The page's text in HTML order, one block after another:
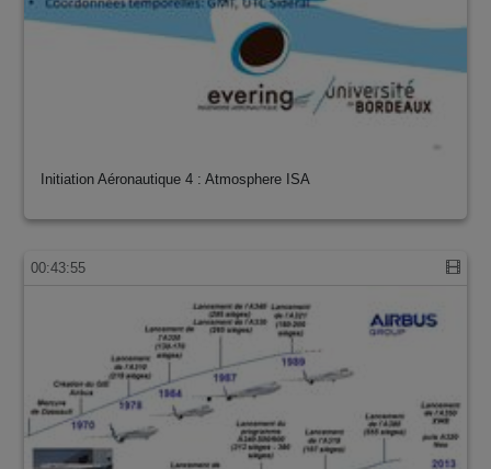
Initiation Aéronautique 4 : Atmosphere ISA
00:43:55